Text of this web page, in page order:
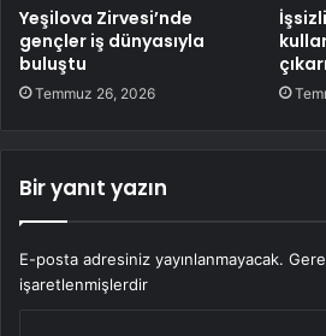
Yeşilova Zirvesi’nde
gençler iş dünyasıyla
buluştu
Temmuz 26, 2026
Bir yanıt yazın
E-posta adresiniz yayınlanmayacak.
işaretlenmişlerdir